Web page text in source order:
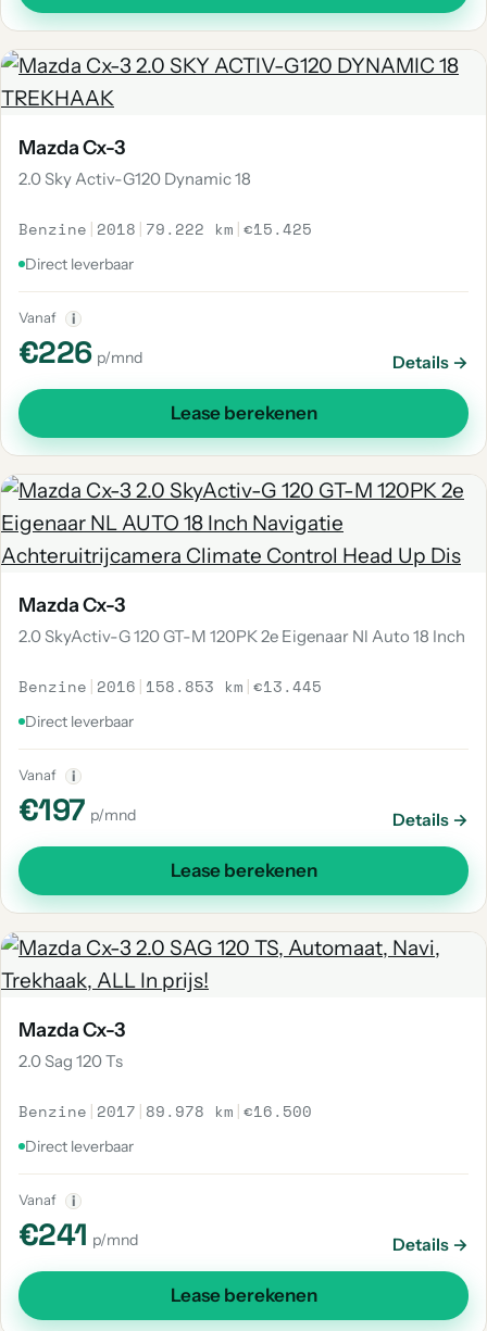
Mazda Cx-3
2.0 Sky Activ-G120 Dynamic 18
Benzine | 2018 | 79.222 km |€15.425
Direct leverbaar
Vanaf i
€226 p/mnd Details →
Lease berekenen
Mazda Cx-3
2.0 SkyActiv-G 120 GT-M 120PK 2e Eigenaar Nl Auto 18 Inch
Benzine | 2016 | 158.853 km |€13.445
Direct leverbaar
Vanaf i
€197 p/mnd Details →
Lease berekenen
Mazda Cx-3
2.0 Sag 120 Ts
Benzine | 2017 | 89.978 km |€16.500
Direct leverbaar
Vanaf i
€241 p/mnd Details →
Lease berekenen